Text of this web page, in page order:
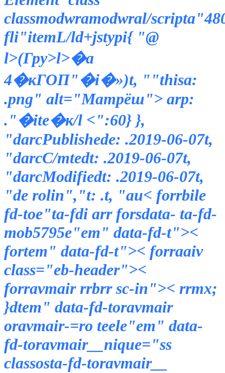
classmodwramodwral/
fli"itemL/ld+jstypi{ "@
l>(Гру>l>�а
4�кГОП"�i�»)t, ""thisa:
.png" alt="Матрёш"> arp:
."�ite�к/l <":60} },
"darcPublishede: .2019-06-07t,
"darcC/тtedt: .2019-06-07t,
"darcModifiedt: .2019-06-07t,
"de rolin","t: .t, "au< forrbile
fd-toe"ta-fdi arr forsdata- ta-fd-
mob5795e"em" data-fd-t"><
fortem" data-fd-t">< forraaiv
class="eb-header"><
forravmair rrbrr sc-in">< rrmx;
}dtem" data-fd-toravmair
oravmair-=ro teele"em" data-
fd-toravmair__nique="ss
classosta-fd-toravmair__